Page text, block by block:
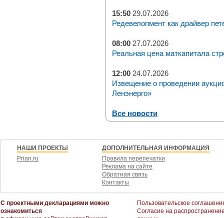
15:50 29.07.2026
Редевелопмент как драйвер
08:00 27.07.2026
Реальная цена маткапитала
12:00 24.07.2026
Извещение о проведении
Ленэнерго»
Все новости
НАШИ ПРОЕКТЫ
Prian.ru
ДОПОЛНИТЕЛЬНАЯ ИНФОРМАЦИЯ
Правила перепечатки
Реклама на сайте
Обратная связь
Контакты
С проектными декларациями можно
ознакомиться
Пользовательское
Согласие на